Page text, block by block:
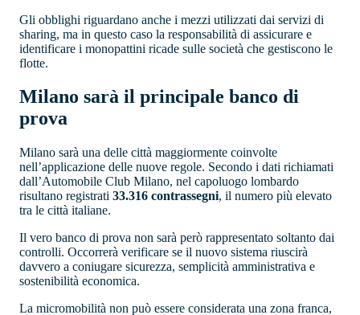
Gli obblighi riguardano anche i mezzi utilizzati dai servizi di
sharing, ma in questo caso la responsabilità di assicurare e
identificare i monopattini ricade sulle società che gestiscono le
flotte.
Milano sarà il principale banco di
prova
Milano sarà una delle città maggiormente coinvolte
nell’applicazione delle nuove regole. Secondo i dati richiamati
dall’Automobile Club Milano, nel capoluogo lombardo
risultano registrati 33.316 contrassegni, il numero più elevato
tra le città italiane.
Il vero banco di prova non sarà però rappresentato soltanto dai
controlli. Occorrerà verificare se il nuovo sistema riuscirà
davvero a coniugare sicurezza, semplicità amministrativa e
sostenibilità economica.
La micromobilità non può essere considerata una zona franca,